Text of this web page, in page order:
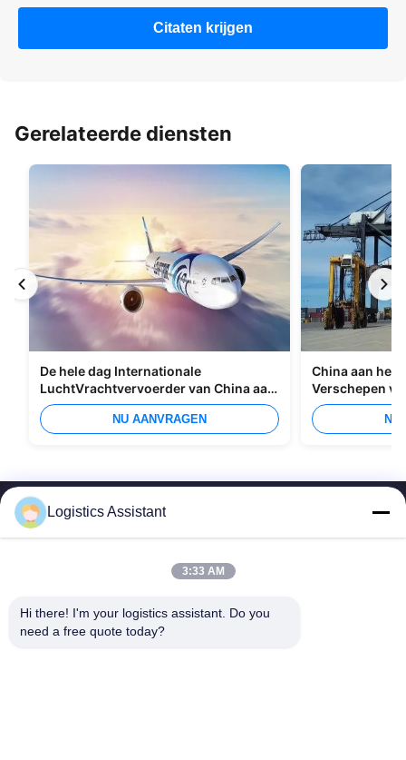
Citaten krijgen
Gerelateerde diensten
De hele dag Internationale
LuchtVrachtvervoerder van China aan
Manilla
NU AANVRAGEN
China aan het
Verschepen
Overzees
NU
Logistics Assistant
3:33 AM
Hi there! I'm your logistics assistant. Do you
need a free quote today?